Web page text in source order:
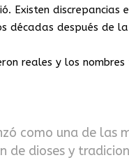
Existen
décadas después de
reales y los
como una de las
dioses y